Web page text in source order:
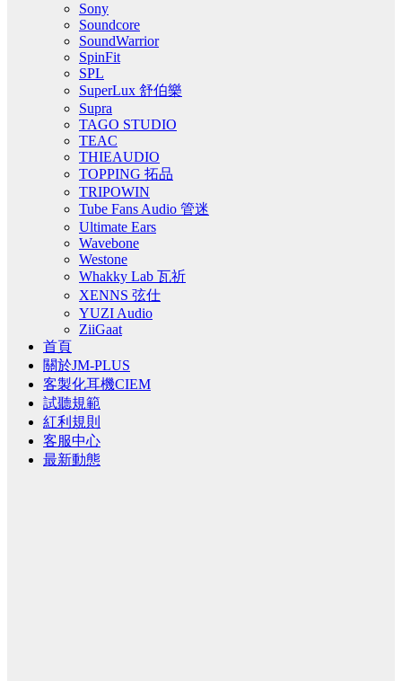
Sony
Soundcore
SoundWarrior
SpinFit
SPL
SuperLux 舒伯樂
Supra
TAGO STUDIO
TEAC
THIEAUDIO
TOPPING 拓品
TRIPOWIN
Tube Fans Audio 管迷
Ultimate Ears
Wavebone
Westone
Whakky Lab 瓦祈
XENNS 弦仕
YUZI Audio
ZiiGaat
首頁
關於JM-PLUS
客製化耳機CIEM
試聽規範
紅利規則
客服中心
最新動態